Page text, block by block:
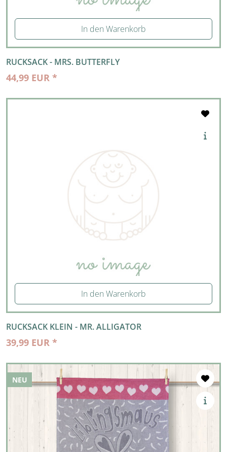
In den Warenkorb
RUCKSACK - MRS. BUTTERFLY
44,99 EUR *
In den Warenkorb
RUCKSACK KLEIN - MR. ALLIGATOR
39,99 EUR *
NEU
NEU